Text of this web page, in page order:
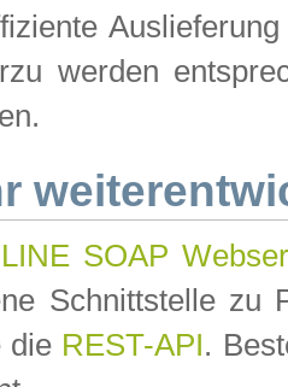
werden
SOAP
Schnittstelle zu
die REST-API.